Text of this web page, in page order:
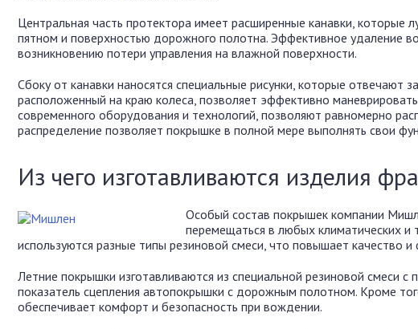
Центральная часть протектора имеет расширенные канавки,
пятном и поверхностью дорожного полотна. Эффективное удаление
возникновению потери управления на влажной поверхности.
Сбоку от канавки наносятся специальные рисунки, которые отвечают
расположенный на краю колеса, позволяет эффективно
современного оборудования и технологий, позволяют равномерно
распределение позволяет покрышке в полной мере выполнять свои
Из чего изготавливаются изделия
Особый состав покрышек компании
перемещаться в любых климатических и
используются разные типы резиновой смеси, что повышает качество и
Летние покрышки изготавливаются из специальной резиновой смеси
показатель сцепления автопокрышки с дорожным полотном. Кроме
обеспечивает комфорт и безопасность при вождении.